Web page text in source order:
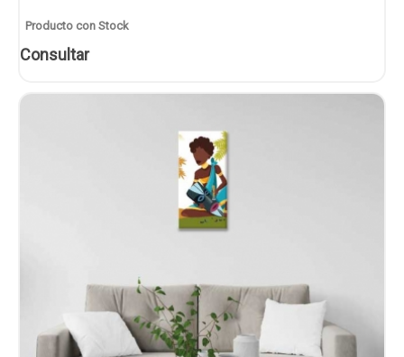
Producto con Stock
Consultar